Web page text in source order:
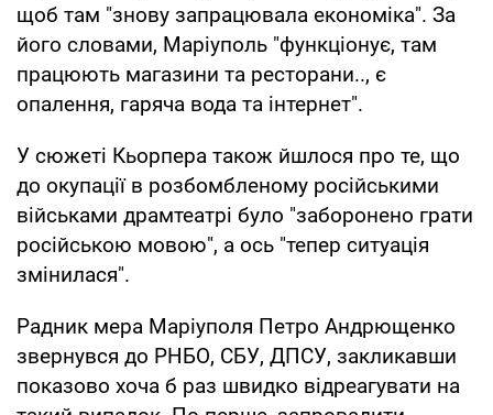
щоб там "знову запрацювала економіка". За
його словами, Маріуполь "функціонує, там
працюють магазини та ресторани.., є
опалення, гаряча вода та інтернет".
У сюжеті Кьорпера також йшлося про те, що
до окупації в розбомбленому російськими
військами драмтеатрі було "заборонено грати
російською мовою", а ось "тепер ситуація
змінилася".
Радник мера Маріуполя Петро Андрющенко
звернувся до РНБО, СБУ, ДПСУ, закликавши
показово хоча б раз швидко відреагувати на